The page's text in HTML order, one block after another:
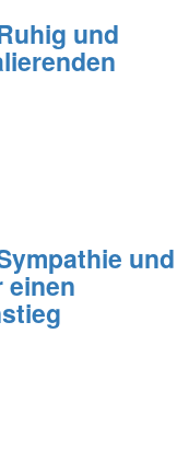
und
und
einen